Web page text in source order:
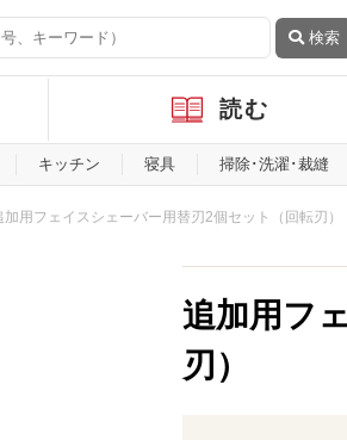
検索
読む
キッチン 寝具 掃除･洗濯･裁縫
加用フェイスシェーバー用替刃2個セット（回転刃）
追加用フ
刃）